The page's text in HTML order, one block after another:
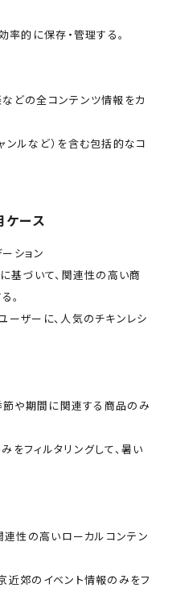
的に保存・管理する。
などの全コンテンツ情報をカ
ンルなど）を含む包括的なコ
ケース
ション
基づいて、関連性の高い商
。
ーザーに、人気のチキンレシ
や期間に関連する商品のみ
フィルタリングして、暑い
性の高いローカルコンテン
近郊のイベント情報のみをフ